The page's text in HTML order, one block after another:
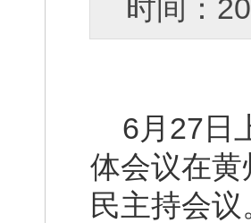
时间：
6月27日
体会议在
民主持会议